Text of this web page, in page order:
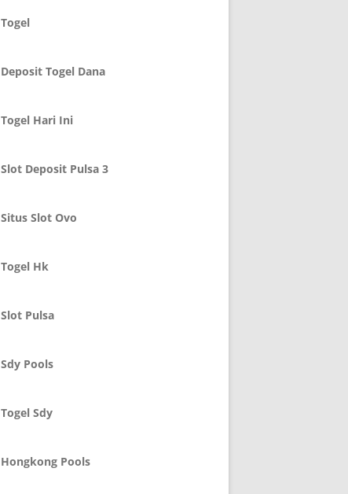
Togel
Deposit Togel Dana
Togel Hari Ini
Slot Deposit Pulsa 3
Situs Slot Ovo
Togel Hk
Slot Pulsa
Sdy Pools
Togel Sdy
Hongkong Pools